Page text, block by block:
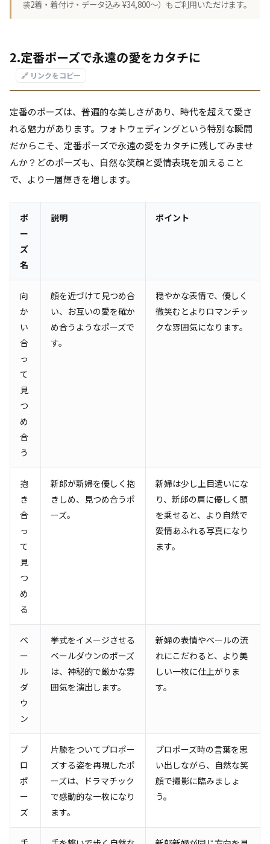
装2着・着付け・データ込み ¥34,800〜）もご利用いただけます。
2.定番ポーズで永遠の愛をカタチに
🔗 リンクをコピー
定番のポーズは、普遍的な美しさがあり、時代を超えて愛さ
れる魅力があります。フォトウェディングという特別な瞬間
だからこそ、定番ポーズで永遠の愛をカタチに残してみませ
んか？どのポーズも、自然な笑顔と愛情表現を加えること
で、より一層輝きを増します。
ポ
ー
ズ
名
説明 ポイント
向
か
い
合
っ
て
見
つ
め
合
う
顔を近づけて見つめ合
い、お互いの愛を確か
め合うようなポーズで
す。
穏やかな表情で、優しく
微笑むとよりロマンチッ
クな雰囲気になります。
抱
き
合
っ
て
見
つ
め
る
新郎が新婦を優しく抱
きしめ、見つめ合うポ
ーズ。
新婦は少し上目遣いにな
り、新郎の肩に優しく頭
を乗せると、より自然で
愛情あふれる写真になり
ます。
ベ
ー
ル
ダ
ウ
ン
挙式をイメージさせる
ベールダウンのポーズ
は、神秘的で厳かな雰
囲気を演出します。
新婦の表情やベールの流
れにこだわると、より美
しい一枚に仕上がりま
す。
プ
ロ
ポ
ー
ズ
片膝をついてプロポー
ズする姿を再現したポ
ーズは、ドラマチック
で感動的な一枚になり
ます。
プロポーズ時の言葉を思
い出しながら、自然な笑
顔で撮影に臨みましょ
う。